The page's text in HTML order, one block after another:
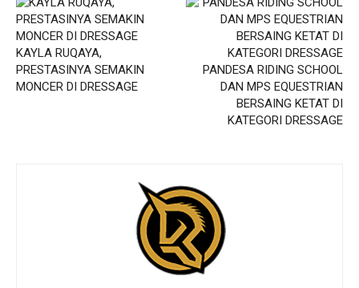
KAYLA RUQAYA,
PRESTASINYA SEMAKIN
MONCER DI DRESSAGE
PANDESA RIDING SCHOOL
DAN MPS EQUESTRIAN
BERSAING KETAT DI
KATEGORI DRESSAGE